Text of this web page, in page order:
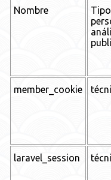
Nombre
member_cookie
laravel_session